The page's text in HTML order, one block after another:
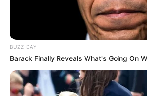
BUZZ DAY
Barack Finally Reveals What's Going On